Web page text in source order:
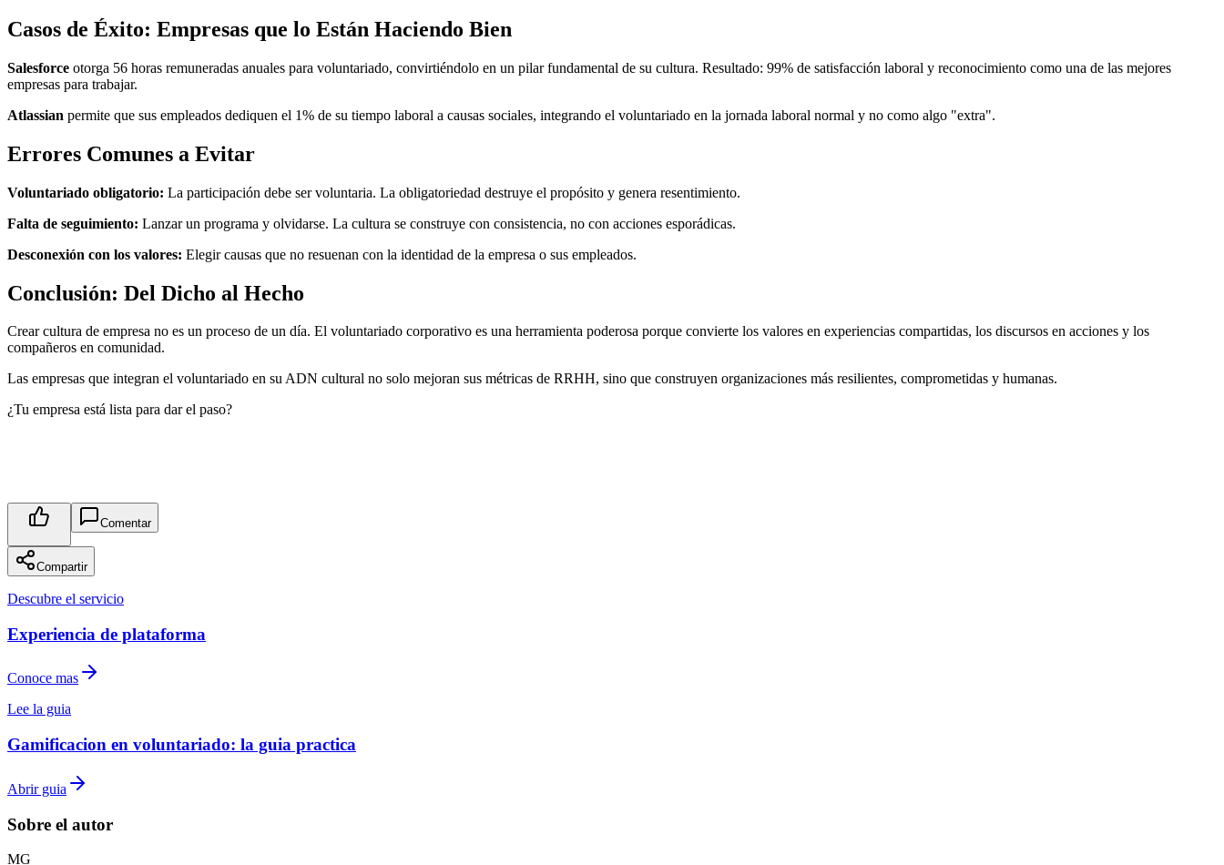
Casos de Éxito: Empresas que lo Están Haciendo Bien
Salesforce otorga 56 horas remuneradas anuales para voluntariado, convirtiéndolo en un pilar fundamental de su cultura. Resultado: 99% de satisfacción laboral y reconocimiento como una de las mejores
empresas para trabajar.
Atlassian permite que sus empleados dediquen el 1% de su tiempo laboral a causas sociales, integrando el voluntariado en la jornada laboral normal y no como algo "extra".
Errores Comunes a Evitar
Voluntariado obligatorio: La participación debe ser voluntaria. La obligatoriedad destruye el propósito y genera resentimiento.
Falta de seguimiento: Lanzar un programa y olvidarse. La cultura se construye con consistencia, no con acciones esporádicas.
Desconexión con los valores: Elegir causas que no resuenan con la identidad de la empresa o sus empleados.
Conclusión: Del Dicho al Hecho
Crear cultura de empresa no es un proceso de un día. El voluntariado corporativo es una herramienta poderosa porque convierte los valores en experiencias compartidas, los discursos en acciones y los
compañeros en comunidad.
Las empresas que integran el voluntariado en su ADN cultural no solo mejoran sus métricas de RRHH, sino que construyen organizaciones más resilientes, comprometidas y humanas.
¿Tu empresa está lista para dar el paso?
Comentar
Compartir
Descubre el servicio
Experiencia de plataforma
Conoce mas
Lee la guia
Gamificacion en voluntariado: la guia practica
Abrir guia
Sobre el autor
MG